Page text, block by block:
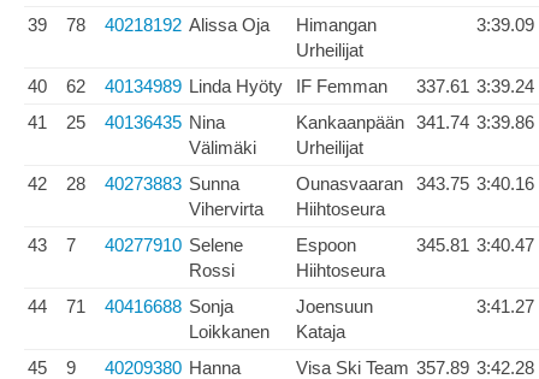
39 78 40218192 Alissa Oja
Himangan
Urheilijat
3:39.09
40 62 40134989 Linda Hyöty IF Femman 337.61 3:39.24
41
25 40136435 Nina
Välimäki
Kankaanpään
Urheilijat
341.74 3:39.86
42 28 40273883 Sunna
Vihervirta
Ounasvaaran
Hiihtoseura
343.75 3:40.16
43 7 40277910 Selene
Rossi
Espoon
Hiihtoseura
345.81 3:40.47
44 71 40416688 Sonja
Loikkanen
Joensuun
Kataja
3:41.27
45 9 40209380 Hanna
Visa Ski Team 357.89 3:42.28